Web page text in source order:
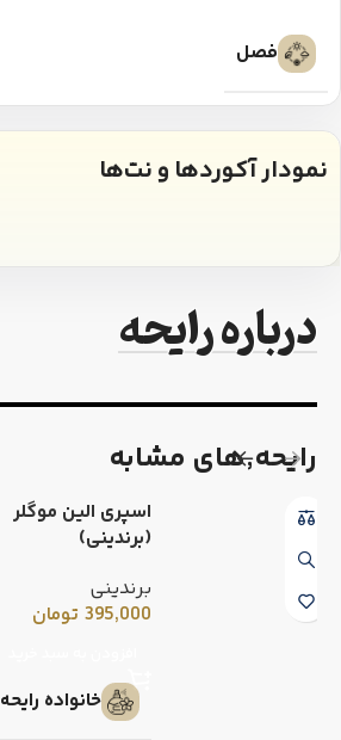
فصل
نمودار آکوردها و نت‌ها
درباره رایحه
رایحه٬های مشابه
اسپری الین موگلر
(برندینی)
برندینی
395,000 تومان
خانواده رایحه